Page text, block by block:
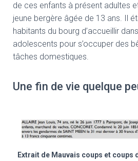
de ces enfants à présent adultes
jeune bergère âgée de 13 ans. Il
habitants du bourg d’accueillir
adolescents pour s’occuper des
tâches domestiques.
Une fin de vie quelque
Extrait de Mauvais coups et coups